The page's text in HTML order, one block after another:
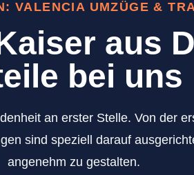
VALENCIA UMZÜGE &
aus
bei uns
an erster Stelle. Von der
sind speziell darauf
angenehm zu gestalten.